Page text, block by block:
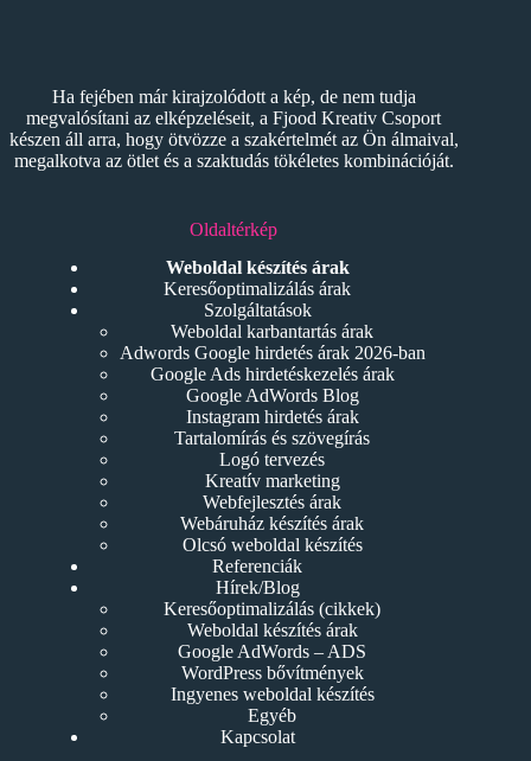
Ha fejében már kirajzolódott a kép, de nem tudja
megvalósítani az elképzeléseit, a Fjood Kreativ Csoport
készen áll arra, hogy ötvözze a szakértelmét az Ön álmaival,
megalkotva az ötlet és a szaktudás tökéletes kombinációját.
Oldaltérkép
Weboldal készítés árak
Keresőoptimalizálás árak
Szolgáltatások
Weboldal karbantartás árak
Adwords Google hirdetés árak 2026-ban
Google Ads hirdetéskezelés árak
Google AdWords Blog
Instagram hirdetés árak
Tartalomírás és szövegírás
Logó tervezés
Kreatív marketing
Webfejlesztés árak
Webáruház készítés árak
Olcsó weboldal készítés
Referenciák
Hírek/Blog
Keresőoptimalizálás (cikkek)
Weboldal készítés árak
Google AdWords – ADS
WordPress bővítmények
Ingyenes weboldal készítés
Egyéb
Kapcsolat